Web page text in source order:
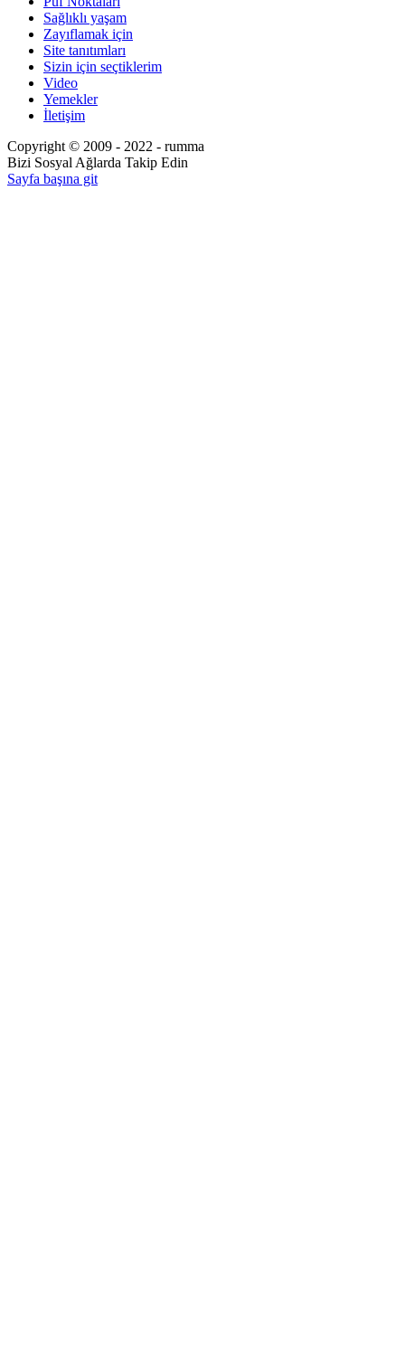
Sağlıklı yaşam
Zayıflamak için
Site tanıtımları
Sizin için seçtiklerim
Video
Yemekler
İletişim
Copyright © 2009 - 2022 - rumma
Bizi Sosyal Ağlarda Takip Edin
Sayfa başına git